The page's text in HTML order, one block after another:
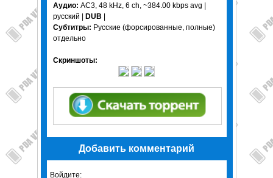
Аудио: AC3, 48 kHz, 6 ch, ~384.00 kbps avg |
русский | DUB |
Субтитры: Русские (форсированные, полные)
отдельно
Скриншоты:
Добавить комментарий
Войдите: